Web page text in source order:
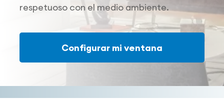
respetuoso con el medio ambiente.
Configurar mi ventana